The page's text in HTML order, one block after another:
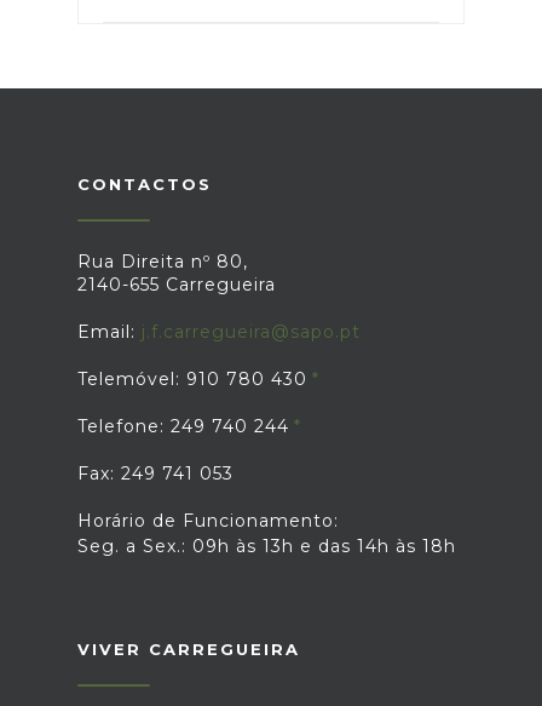
CONTACTOS
Rua Direita nº 80,
2140-655 Carregueira
Email: j.f.carregueira@sapo.pt
Telemóvel: 910 780 430
Telefone: 249 740 244
Fax: 249 741 053
Horário de Funcionamento:
Seg. a Sex.: 09h às 13h e das 14h às 18h
VIVER CARREGUEIRA